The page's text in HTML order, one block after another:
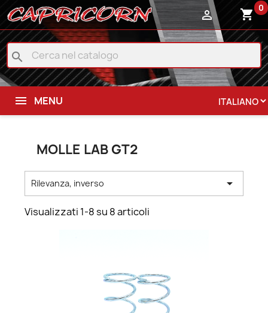
shopping_cart 0

search
MENU
MOLLE LAB GT2
Rilevanza, inverso 
Visualizzati 1-8 su 8 articoli